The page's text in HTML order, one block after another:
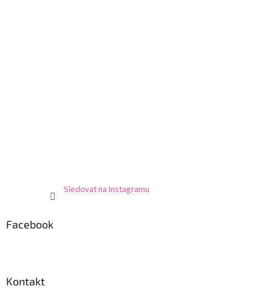
Sledovat na Instagramu
Facebook
Kontakt